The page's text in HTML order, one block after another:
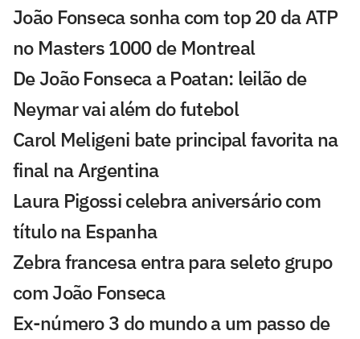
João Fonseca sonha com top 20 da ATP
no Masters 1000 de Montreal
De João Fonseca a Poatan: leilão de
Neymar vai além do futebol
Carol Meligeni bate principal favorita na
final na Argentina
Laura Pigossi celebra aniversário com
título na Espanha
Zebra francesa entra para seleto grupo
com João Fonseca
Ex-número 3 do mundo a um passo de